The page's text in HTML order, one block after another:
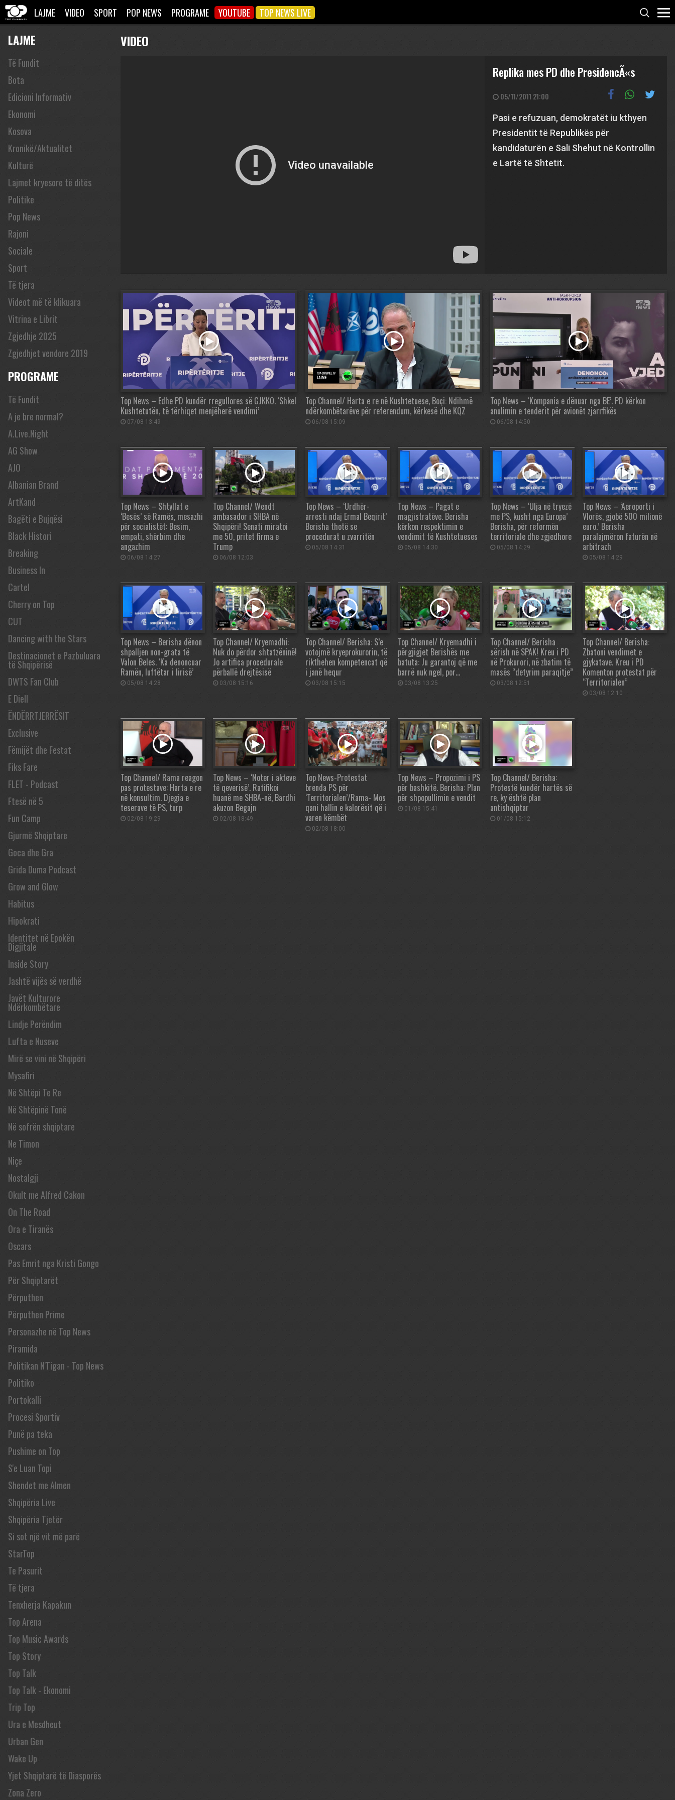
LAJME VIDEO SPORT POP NEWS PROGRAME YOUTUBE TOP NEWS LIVE
LAJME
Të Fundit
Bota
Edicioni Informativ
Ekonomi
Kosova
Kronikë/Aktualitet
Kulturë
Lajmet kryesore të ditës
Politike
Pop News
Rajoni
Sociale
Sport
Të tjera
Videot më të klikuara
Vitrina e Librit
Zgjedhje 2025
Zgjedhjet vendore 2019
PROGRAME
Të Fundit
A je bre normal?
A.Live.Night
AG Show
AJO
Albanian Brand
ArtKand
Bagëti e Bujqësi
Black Histori
Breaking
Business In
Cartel
Cherry on Top
CUT
Dancing with the Stars
Destinacionet e Pazbuluara
të Shqipërisë
DWTS Fan Club
E Diell
ËNDËRRTJERRËSIT
Exclusive
Fëmijët dhe Festat
Fiks Fare
FLET - Podcast
Ftesë në 5
Fun Camp
Gjurmë Shqiptare
Goca dhe Gra
Grida Duma Podcast
Grow and Glow
Habitus
Hipokrati
Identitet në Epokën
Digjitale
Inside Story
Jashtë vijës së verdhë
Javët Kulturore
Ndërkombëtare
Lindje Perëndim
Lufta e Nuseve
Mirë se vini në Shqipëri
Mysafiri
Në Shtëpi Te Re
Në Shtëpinë Tonë
Në sofrën shqiptare
Ne Timon
Niçe
Nostalgji
Okult me Alfred Cakon
On The Road
Ora e Tiranës
Oscars
Pas Emrit nga Kristi Gongo
Për Shqiptarët
Përputhen
Përputhen Prime
Personazhe në Top News
Piramida
Politikan N'Tigan - Top News
Politiko
Portokalli
Procesi Sportiv
Punë pa teka
Pushime on Top
S'e Luan Topi
Shendet me Almen
Shqipëria Live
Shqipëria Tjetër
Si sot një vit më parë
StarTop
Te Pasurit
Të tjera
Tenxherja Kapakun
Top Arena
Top Music Awards
Top Story
Top Talk
Top Talk - Ekonomi
Trip Top
Ura e Mesdheut
Urban Gen
Wake Up
Yjet Shqiptarë të Diasporës
Zona Zero
VIDEO
Replika mes PD dhe PresidencÃ«s
05/11/2011 21:00
Pasi e refuzuan, demokratët iu kthyen
Presidentit të Republikës për
kandidaturën e Sali Shehut në Kontrollin
e Lartë të Shtetit.
Top News – Edhe PD kundër rregullores së GJKKO. ‘Shkel
Kushtetutën, të tërhiqet menjëherë vendimi’
07/08 13:49
Top Channel/ Harta e re në Kushtetuese, Boçi: Ndihmë
ndërkombëtarëve për referendum, kërkesë dhe KQZ
06/08 15:09
Top News – ‘Kompania e dënuar nga BE’. PD kërkon
anulimin e tenderit për avionët zjarrfikës
06/08 14:50
Top News – Shtyllat e
‘Besës’ së Ramës, mesazhi
për socialistët: Besim,
empati, shërbim dhe
angazhim
06/08 14:27
Top Channel/ Wendt
ambasador i SHBA në
Shqipëri! Senati miratoi
me 50, pritet firma e
Trump
06/08 12:03
Top News – ‘Urdhër-
arresti ndaj Ermal Beqirit’
Berisha thotë se
procedurat u zvarritën
05/08 14:31
Top News – Pagat e
magjistratëve. Berisha
kërkon respektimin e
vendimit të Kushtetueses
05/08 14:30
Top News – ‘Ulja në tryezë
me PS, kusht nga Europa’
Berisha, për reformën
territoriale dhe zgjedhore
05/08 14:29
Top News – ‘Aeroporti i
Vlorës, gjobë 500 milionë
euro.’ Berisha
paralajmëron faturën në
arbitrazh
05/08 14:29
Top News – Berisha dënon
shpalljen non-grata të
Valon Beles. ‘Ka denoncuar
Ramën, luftëtar i lirisë’
05/08 14:28
Top Channel/ Kryemadhi:
Nuk do përdor shtatzëninë!
Jo artifica procedurale
përballë drejtësisë
03/08 15:16
Top Channel/ Berisha: S’e
votojmë kryeprokurorin, të
rikthehen kompetencat që
i janë hequr
03/08 15:15
Top Channel/ Kryemadhi i
përgjigjet Berishës me
batuta: Ju garantoj që me
barrë nuk ngel, por…
03/08 13:25
Top Channel/ Berisha
sërish në SPAK! Kreu i PD
në Prokurori, në zbatim të
masës “detyrim paraqitje”
03/08 12:51
Top Channel/ Berisha:
Zbatoni vendimet e
gjykatave. Kreu i PD
Komenton protestat për
“Territorialen”
03/08 12:10
Top Channel/ Rama reagon
pas protestave: Harta e re
në konsultim. Djegia e
teserave të PS, turp
02/08 19:29
Top News – ‘Noter i akteve
të qeverisë’. Ratifikoi
huanë me SHBA-në, Bardhi
akuzon Begajn
02/08 18:49
Top News-Protestat
brenda PS për
‘Territorialen’/Rama- Mos
qani hallin e kalorësit që i
varen këmbët
02/08 18:00
Top News – Propozimi i PS
për bashkitë. Berisha: Plan
për shpopullimin e vendit
01/08 15:41
Top Channel/ Berisha:
Protestë kundër hartës së
re, ky është plan
antishqiptar
01/08 15:12